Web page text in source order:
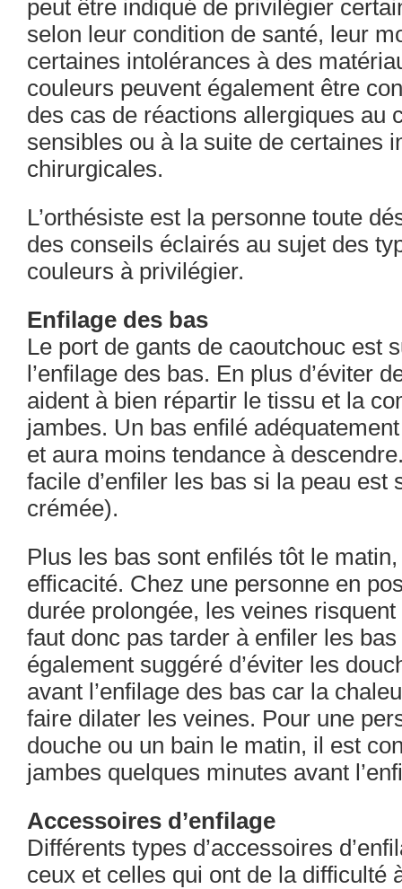
peut être indiqué de privilégier
selon leur condition de santé, leur
certaines intolérances à des
couleurs peuvent également être
des cas de réactions allergiques au
sensibles ou à la suite de certaines
chirurgicales.
L’orthésiste est la personne toute
des conseils éclairés au sujet des
couleurs à privilégier.
Enfilage des bas
Le port de gants de caoutchouc est
l’enfilage des bas. En plus d’éviter
aident à bien répartir le tissu et la
jambes. Un bas enfilé
et aura moins tendance à
facile d’enfiler les bas si la peau est
crémée).
Plus les bas sont enfilés tôt le
efficacité. Chez une personne en
durée prolongée, les veines
faut donc pas tarder à enfiler les
également suggéré d’éviter les
avant l’enfilage des bas car la
faire dilater les veines. Pour une
douche ou un bain le matin, il est
jambes quelques minutes avant
Accessoires d’enfilage
Différents types d’accessoires
ceux et celles qui ont de la difficulté